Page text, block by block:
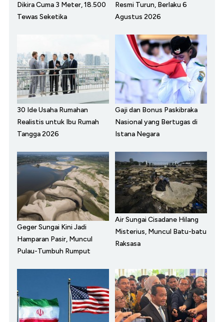
Dikira Cuma 3 Meter, 18.500
Tewas Seketika
Resmi Turun, Berlaku 6
Agustus 2026
30 Ide Usaha Rumahan
Realistis untuk Ibu Rumah
Tangga 2026
Gaji dan Bonus Paskibraka
Nasional yang Bertugas di
Istana Negara
Geger Sungai Kini Jadi
Hamparan Pasir, Muncul
Pulau-Tumbuh Rumput
Air Sungai Cisadane Hilang
Misterius, Muncul Batu-batu
Raksasa